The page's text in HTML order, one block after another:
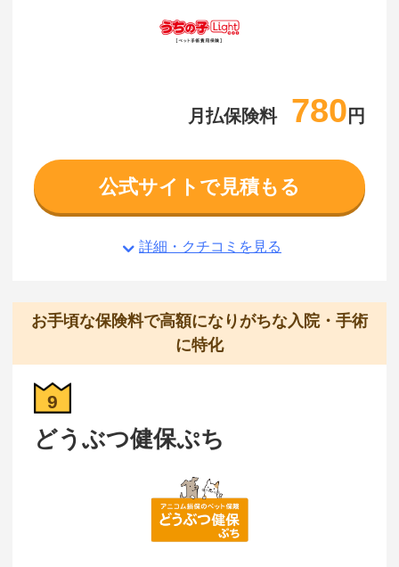
月払保険料 780 円
公式サイトで見積もる
詳細・クチコミを見る
お手頃な保険料で高額になりがちな入院・手術
に特化
9
どうぶつ健保ぷち